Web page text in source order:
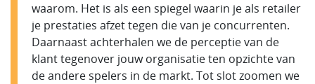
waarom. Het is als een spiegel waarin je als retailer
je prestaties afzet tegen die van je concurrenten.
Daarnaast achterhalen we de perceptie van de
klant tegenover jouw organisatie ten opzichte van
de andere spelers in de markt. Tot slot zoomen we